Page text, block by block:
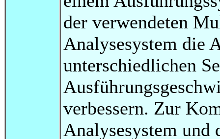
der verwendeten
Analysesystem die
unterschiedlichen
verbessern. Zur
Analysesystem